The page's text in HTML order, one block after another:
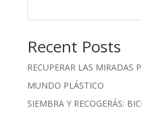
Recent Posts
RECUPERAR LAS MIRADAS
MUNDO PLÁSTICO
SIEMBRA Y RECOGERÁS: